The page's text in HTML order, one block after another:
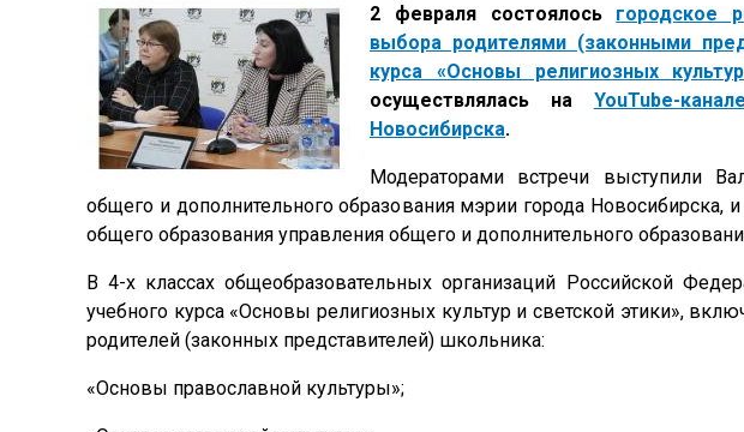
2 февраля состоялось городское
выбора родителями (законными
курса «Основы религиозных
осуществлялась на YouTube-
Новосибирска.
Модераторами встречи выступили
общего и дополнительного образования мэрии города Новосибирска,
общего образования управления общего и дополнительного
В 4-х классах общеобразовательных организаций Российской
учебного курса «Основы религиозных культур и светской этики»,
родителей (законных представителей) школьника:
«Основы православной культуры»;